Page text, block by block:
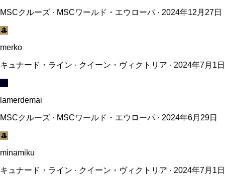
MSCクルーズ · MSCワールド・エウローパ · 2024年12月27日
🎩
merko
キュナード・ライン · クイーン・ヴィクトリア · 2024年7月1日
💎
lamerdemai
MSCクルーズ · MSCワールド・エウローパ · 2024年6月29日
🎩
minamiku
キュナード・ライン · クイーン・ヴィクトリア · 2024年7月1日